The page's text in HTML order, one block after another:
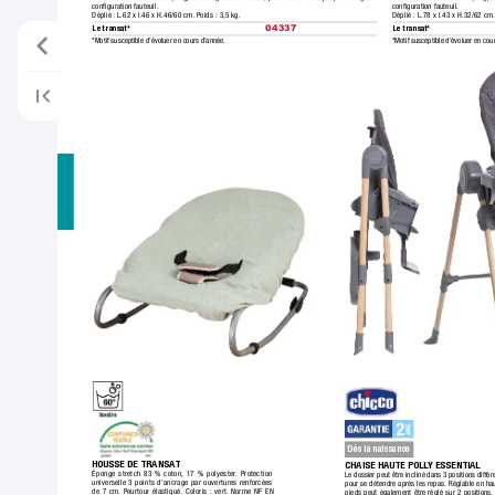
conﬁguration fauteuil.
Déplié : L.62 x l.46 x H.46/60 cm. Poids : 3,5 kg.
Le transat*
04337
CHAISE HAUTE POLLY ESSENTIAL
Le dossier peut être incliné dans 3 positions
pour se détendre après les repas. Réglable en
pieds peut également être réglé sur 2 positions.
Dès la naissance
conﬁguration fauteuil.
Déplié : L.78 x l.43 x H.32/62 cm.
Le transat*
*Motif susceptible d’évoluer en
HOUSSE DE TRANSAT
Éponge stretch 83 % coton, 17 % polyester. Protection
universelle 3 points d’ancrage par ouvertures renforcées
de 7 cm. Pourtour élastiqué. Coloris : vert. Norme NF EN
*Motif susceptible d’évoluer en cours d’année.